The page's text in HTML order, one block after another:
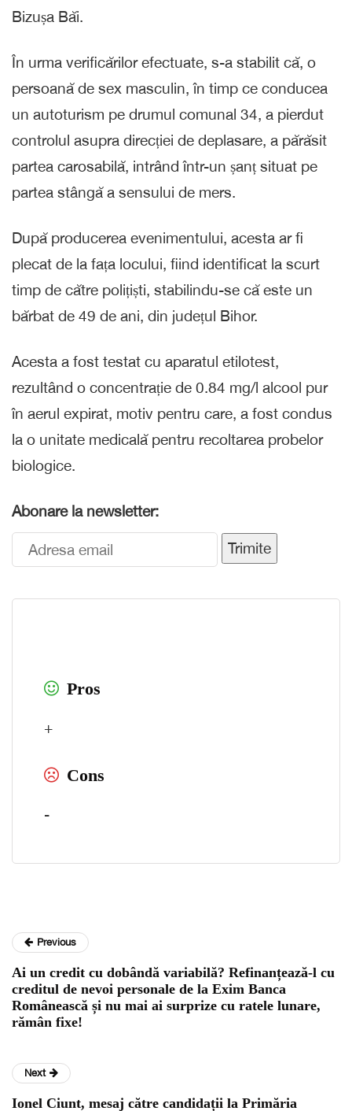
Bizușa Băi.
În urma verificărilor efectuate, s-a stabilit că, o
persoană de sex masculin, în timp ce conducea
un autoturism pe drumul comunal 34, a pierdut
controlul asupra direcției de deplasare, a părăsit
partea carosabilă, intrând într-un șanț situat pe
partea stângă a sensului de mers.
După producerea evenimentului, acesta ar fi
plecat de la fața locului, fiind identificat la scurt
timp de către polițiști, stabilindu-se că este un
bărbat de 49 de ani, din județul Bihor.
Acesta a fost testat cu aparatul etilotest,
rezultând o concentrație de 0.84 mg/l alcool pur
în aerul expirat, motiv pentru care, a fost condus
la o unitate medicală pentru recoltarea probelor
biologice.
Abonare la newsletter:
Trimite
Pros
+
Cons
-
Previous
Ai un credit cu dobândă variabilă? Refinanțează-l cu
creditul de nevoi personale de la Exim Banca
Românească și nu mai ai surprize cu ratele lunare,
rămân fixe!
Next
Ionel Ciunt, mesaj către candidații la Primăria